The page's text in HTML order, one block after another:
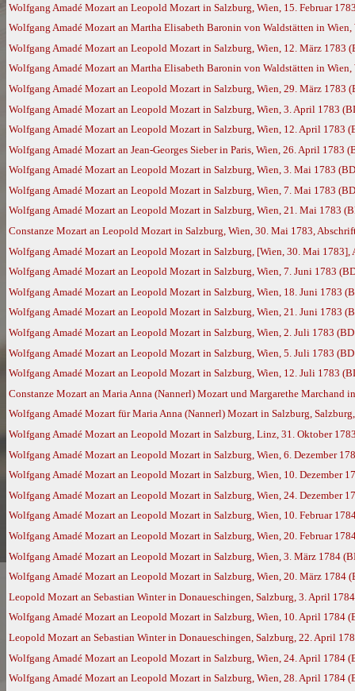
Wolfgang Amadé Mozart an Leopold Mozart in Salzburg, Wien, 15. Februar
Wolfgang Amadé Mozart an Martha Elisabeth Baronin von Waldstätten in
Wolfgang Amadé Mozart an Leopold Mozart in Salzburg, Wien, 12. März 1783
Wolfgang Amadé Mozart an Martha Elisabeth Baronin von Waldstätten in
Wolfgang Amadé Mozart an Leopold Mozart in Salzburg, Wien, 29. März 1783
Wolfgang Amadé Mozart an Leopold Mozart in Salzburg, Wien, 3. April 1783
Wolfgang Amadé Mozart an Leopold Mozart in Salzburg, Wien, 12. April 1783
Wolfgang Amadé Mozart an Jean-Georges Sieber in Paris, Wien, 26. April 1783
Wolfgang Amadé Mozart an Leopold Mozart in Salzburg, Wien, 3. Mai 1783
Wolfgang Amadé Mozart an Leopold Mozart in Salzburg, Wien, 7. Mai 1783
Wolfgang Amadé Mozart an Leopold Mozart in Salzburg, Wien, 21. Mai 1783
Constanze Mozart an Leopold Mozart in Salzburg, Wien, 30. Mai 1783,
Wolfgang Amadé Mozart an Leopold Mozart in Salzburg, [Wien, 30. Mai 1783],
Wolfgang Amadé Mozart an Leopold Mozart in Salzburg, Wien, 7. Juni 1783
Wolfgang Amadé Mozart an Leopold Mozart in Salzburg, Wien, 18. Juni 1783
Wolfgang Amadé Mozart an Leopold Mozart in Salzburg, Wien, 21. Juni 1783
Wolfgang Amadé Mozart an Leopold Mozart in Salzburg, Wien, 2. Juli 1783
Wolfgang Amadé Mozart an Leopold Mozart in Salzburg, Wien, 5. Juli 1783
Wolfgang Amadé Mozart an Leopold Mozart in Salzburg, Wien, 12. Juli 1783
Constanze Mozart an Maria Anna (Nannerl) Mozart und Margarethe
Wolfgang Amadé Mozart für Maria Anna (Nannerl) Mozart in Salzburg,
Wolfgang Amadé Mozart an Leopold Mozart in Salzburg, Linz, 31. Oktober
Wolfgang Amadé Mozart an Leopold Mozart in Salzburg, Wien, 6. Dezember
Wolfgang Amadé Mozart an Leopold Mozart in Salzburg, Wien, 10. Dezember
Wolfgang Amadé Mozart an Leopold Mozart in Salzburg, Wien, 24. Dezember
Wolfgang Amadé Mozart an Leopold Mozart in Salzburg, Wien, 10. Februar
Wolfgang Amadé Mozart an Leopold Mozart in Salzburg, Wien, 20. Februar
Wolfgang Amadé Mozart an Leopold Mozart in Salzburg, Wien, 3. März 1784
Wolfgang Amadé Mozart an Leopold Mozart in Salzburg, Wien, 20. März 1784
Leopold Mozart an Sebastian Winter in Donaueschingen, Salzburg, 3. April
Wolfgang Amadé Mozart an Leopold Mozart in Salzburg, Wien, 10. April 1784
Leopold Mozart an Sebastian Winter in Donaueschingen, Salzburg, 22. April
Wolfgang Amadé Mozart an Leopold Mozart in Salzburg, Wien, 24. April 1784
Wolfgang Amadé Mozart an Leopold Mozart in Salzburg, Wien, 28. April 1784